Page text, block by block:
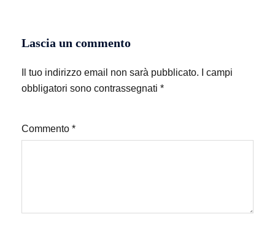
Lascia un commento
Il tuo indirizzo email non sarà pubblicato.
I campi
obbligatori sono contrassegnati *
Commento *